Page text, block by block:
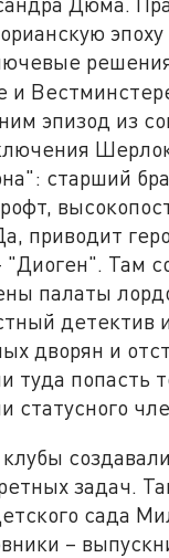
и
эпизод из
старший
приводит
"Диоген". Там
палаты
детектив
дворян и
туда попасть
статусного
задач.
сада
–